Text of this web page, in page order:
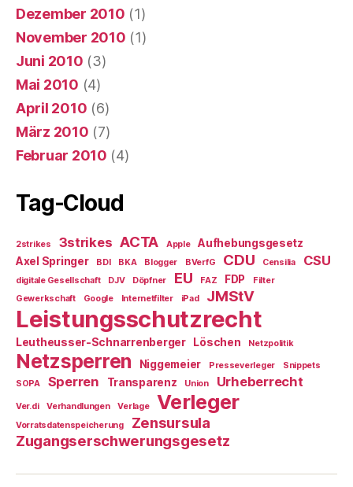
Dezember 2010 (1)
November 2010 (1)
Juni 2010 (3)
Mai 2010 (4)
April 2010 (6)
März 2010 (7)
Februar 2010 (4)
Tag-Cloud
2strikes 3strikes ACTA Apple
Aufhebungsgesetz
Axel Springer
BDI BKA Blogger BVerfG CDU Censilia CSU
digitale Gesellschaft DJV Döpfner EU FAZ FDP
Filter
Gewerkschaft
Google Internetfilter iPad JMStV
Leistungsschutzrecht
Leutheusser-Schnarrenberger Löschen Netzpolitik
Netzsperren Niggemeier Presseverleger
Snippets
SOPA
Sperren Transparenz Union Urheberrecht
Ver.di Verhandlungen Verlage Verleger
Vorratsdatenspeicherung
Zensursula
Zugangserschwerungsgesetz